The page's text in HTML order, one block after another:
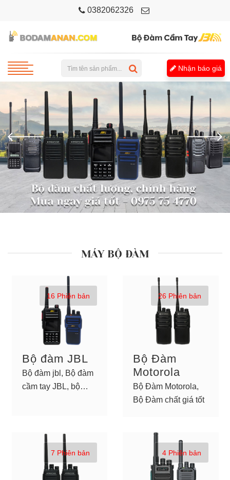
0382062326
Nhận báo giá
MÁY BỘ ĐÀM
16 Phiên bản
Bộ đàm JBL
Bộ đàm jbl, Bộ đàm
cầm tay JBL, bộ
26 Phiên bản
Bộ Đàm
Motorola
Bộ Đàm Motorola,
Bộ Đàm chất giá tốt
7 Phiên bản 4 Phiên bản